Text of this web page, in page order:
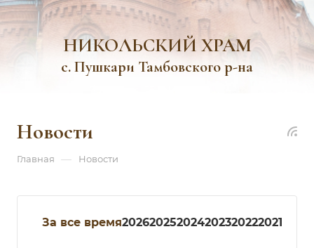
НИКОЛЬСКИЙ ХРАМ
с. Пушкари Тамбовского р-на
Новости
Главная — Новости
За все время202620252024202320222021